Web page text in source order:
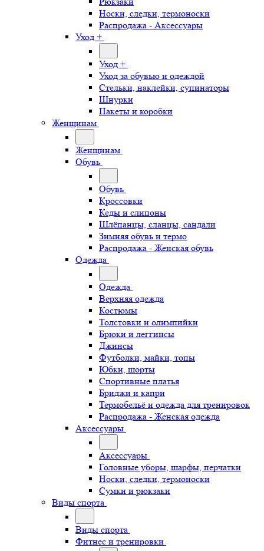
Носки, следки, термоноски
Распродажа - Аксессуары
Уход +
Уход +
Уход за обувью и одеждой
Стельки, наклейки, супинаторы
Шнурки
Пакеты и коробки
Женщинам
Женщинам
Обувь
Обувь
Кроссовки
Кеды и слипоны
Шлёпанцы, сланцы, сандали
Зимняя обувь и термо
Распродажа - Женская обувь
Одежда
Одежда
Верхняя одежда
Костюмы
Толстовки и олимпийки
Брюки и леггинсы
Джинсы
Футболки, майки, топы
Юбки, шорты
Спортивные платья
Бриджи и капри
Термобельё и одежда для тренировок
Распродажа - Женская одежда
Аксессуары
Аксессуары
Головные уборы, шарфы, перчатки
Носки, следки, термоноски
Сумки и рюкзаки
Виды спорта
Виды спорта
Фитнес и тренировки